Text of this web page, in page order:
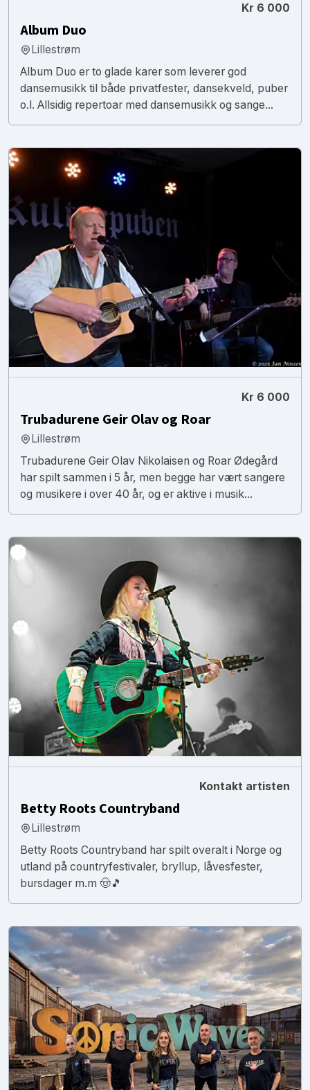
Kr 6 000
Album Duo
Lillestrøm
Album Duo er to glade karer som leverer god
dansemusikk til både privatfester, dansekveld, puber
o.l. Allsidig repertoar med dansemusikk og sange...
Kr 6 000
Trubadurene Geir Olav og Roar
Lillestrøm
Trubadurene Geir Olav Nikolaisen og Roar Ødegård
har spilt sammen i 5 år, men begge har vært sangere
og musikere i over 40 år, og er aktive i musik...
Kontakt artisten
Betty Roots Countryband
Lillestrøm
Betty Roots Countryband har spilt overalt i Norge og
utland på countryfestivaler, bryllup, låvesfester,
bursdager m.m 🤠🎵